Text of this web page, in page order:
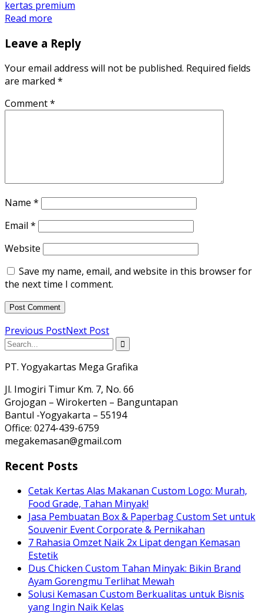
kertas premium
Read more
Leave a Reply
Your email address will not be published. Required fields
are marked *
Comment*
Name *
Email *
Website
Save my name, email, and website in this browser for
the next time I comment.
Previous PostNext Post
PT. Yogyakartas Mega Grafika
Jl. Imogiri Timur Km. 7, No. 66
Grojogan – Wirokerten – Banguntapan
Bantul -Yogyakarta – 55194
Office: 0274-439-6759
megakemasan@gmail.com
Recent Posts
Cetak Kertas Alas Makanan Custom Logo: Murah,
Food Grade, Tahan Minyak!
Jasa Pembuatan Box & Paperbag Custom Set untuk
Souvenir Event Corporate & Pernikahan
7 Rahasia Omzet Naik 2x Lipat dengan Kemasan
Estetik
Dus Chicken Custom Tahan Minyak: Bikin Brand
Ayam Gorengmu Terlihat Mewah
Solusi Kemasan Custom Berkualitas untuk Bisnis
yang Ingin Naik Kelas